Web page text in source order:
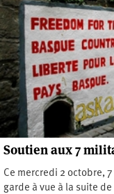
Soutien aux 7
Ce mercredi 2 octobre,
garde à vue à la suite